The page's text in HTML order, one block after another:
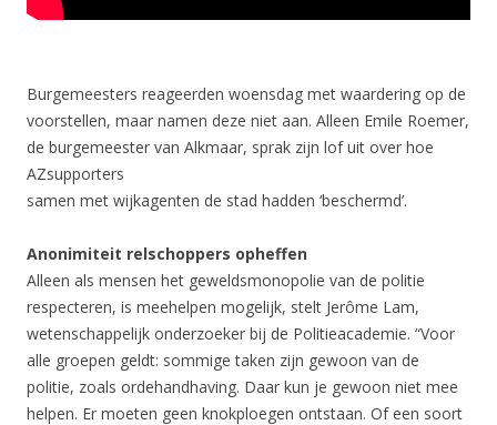
Burgemeesters reageerden woensdag met waardering op de
voorstellen, maar namen deze niet aan. Alleen Emile Roemer,
de burgemeester van Alkmaar, sprak zijn lof uit over hoe
AZsupporters
samen met wijkagenten de stad hadden ‘beschermd’.
Anonimiteit relschoppers opheffen
Alleen als mensen het geweldsmonopolie van de politie
respecteren, is meehelpen mogelijk, stelt Jerôme Lam,
wetenschappelijk onderzoeker bij de Politieacademie. “Voor
alle groepen geldt: sommige taken zijn gewoon van de
politie, zoals ordehandhaving. Daar kun je gewoon niet mee
helpen. Er moeten geen knokploegen ontstaan. Of een soort